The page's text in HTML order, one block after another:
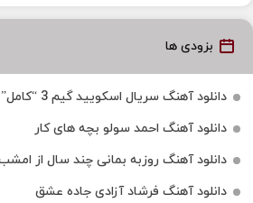
بزودی ها
دانلود آهنگ سریال اسکویید گیم 3 “کامل” آپدیت 2025
دانلود آهنگ احمد سولو بچه های کار
دانلود آهنگ روزبه بمانی چند سال از
دانلود آهنگ فرشاد آزادی جاده عشق